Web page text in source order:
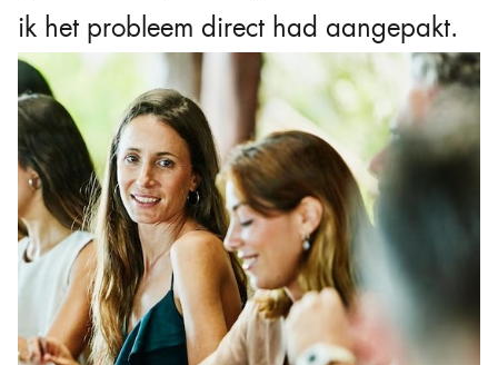
ik het probleem direct had aangepakt.